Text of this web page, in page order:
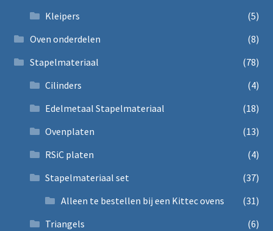
Kleipers
(5)
Oven onderdelen
(8)
Stapelmateriaal
(78)
Cilinders
(4)
Edelmetaal Stapelmateriaal
(18)
Ovenplaten
(13)
RSiC platen
(4)
Stapelmateriaal set
(37)
Alleen te bestellen bij een Kittec ovens
(31)
Triangels
(6)